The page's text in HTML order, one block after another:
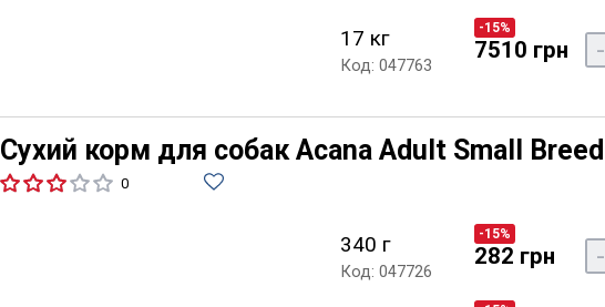
17 кг
Код: 047763
-15%
7510 грн -
Сухий корм для собак Acana Adult Small Breed
0
340 г
Код: 047726
-15%
282 грн -